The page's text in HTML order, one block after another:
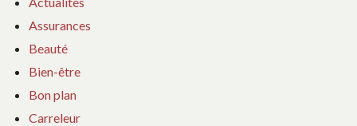
Assurances
Beauté
Bien-être
Bon plan
Carreleur